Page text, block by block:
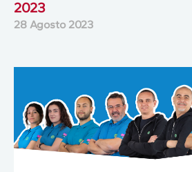
2023
28 Agosto 2023